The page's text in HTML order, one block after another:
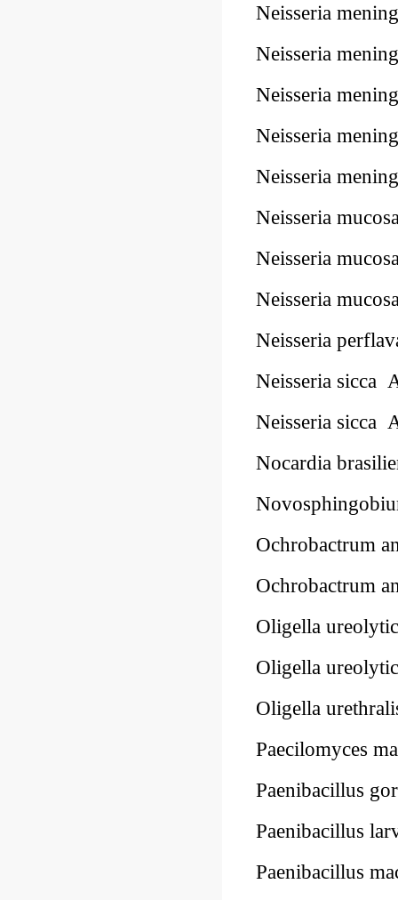
Neisseria
Neisseria
Neisseria
Neisseria
Neisseria
Neisseria
Neisseria
Neisseria
Neisseria
Neisseria sicca
Neisseria sicca
Nocardia
Ochrobactrum
Ochrobactrum
Oligella
Oligella
Oligella
Paecilomyces
Paenibacillus
Paenibacillus
Paenibacillus